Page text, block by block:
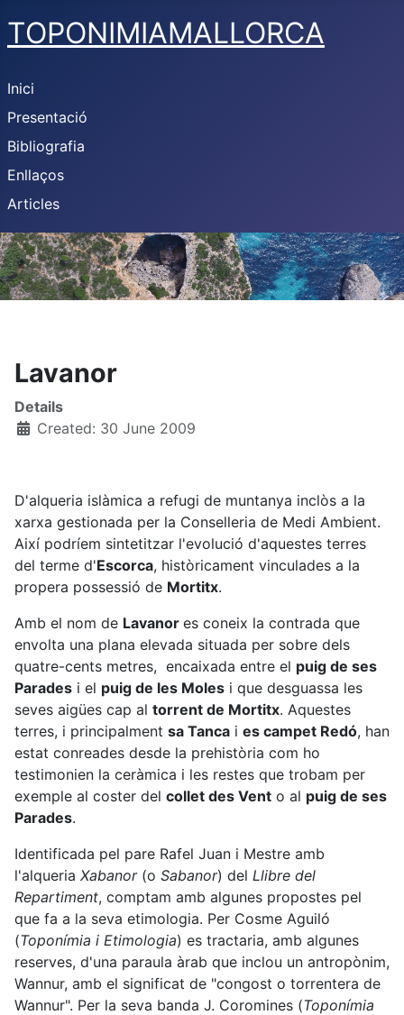
TOPONIMIAMALLORCA
Inici
Presentació
Bibliografia
Enllaços
Articles
Lavanor
Details
Created: 30 June 2009
D'alqueria islàmica a refugi de muntanya inclòs a la
xarxa gestionada per la Conselleria de Medi Ambient.
Així podríem sintetitzar l'evolució d'aquestes terres
del terme d'Escorca, històricament vinculades a la
propera possessió de Mortitx.
Amb el nom de Lavanor es coneix la contrada que
envolta una plana elevada situada per sobre dels
quatre-cents metres, encaixada entre el puig de ses
Parades i el puig de les Moles i que desguassa les
seves aigües cap al torrent de Mortitx. Aquestes
terres, i principalment sa Tanca i es campet Redó, han
estat conreades desde la prehistòria com ho
testimonien la ceràmica i les restes que trobam per
exemple al coster del collet des Vent o al puig de ses
Parades.
Identificada pel pare Rafel Juan i Mestre amb
l'alqueria Xabanor(o Sabanor) del Llibre del
Repartiment, comptam amb algunes propostes pel
que fa a la seva etimologia. Per Cosme Aguiló
(Toponímia i Etimologia) es tractaria, amb algunes
reserves, d'una paraula àrab que inclou un antropònim,
Wannur, amb el significat de "congost o torrentera de
Wannur". Per la seva banda J. Coromines (Toponímia